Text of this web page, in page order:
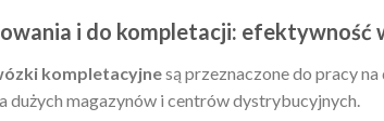
i do kompletacji: efektywność
kompletacyjnesą przeznaczone do pracy
dużych magazynów i centrów dystrybucyjnych.